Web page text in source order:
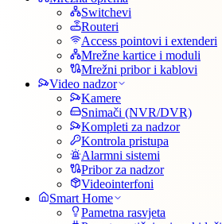
Switchevi
Routeri
Access pointovi i extenderi
Mrežne kartice i moduli
Mrežni pribor i kablovi
Video nadzor
Kamere
Snimači (NVR/DVR)
Kompleti za nadzor
Kontrola pristupa
Alarmni sistemi
Pribor za nadzor
Videointerfoni
Smart Home
Pametna rasvjeta